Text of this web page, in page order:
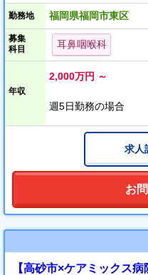
週5日勤務で年俸2,000万円＋
開院してまだ数年と新しく、
駅近の好立地、さらに駐車場
イカーどちらでも快適に通勤
外来業務で規則正しい生活を
日帰り手術をご希望の先生に
勤務地 福岡県福岡市東区
募集
科目
耳鼻咽喉科
年収
2,000万円 ～
週5日勤務の場合
求人
お
【高砂市×ケアミックス